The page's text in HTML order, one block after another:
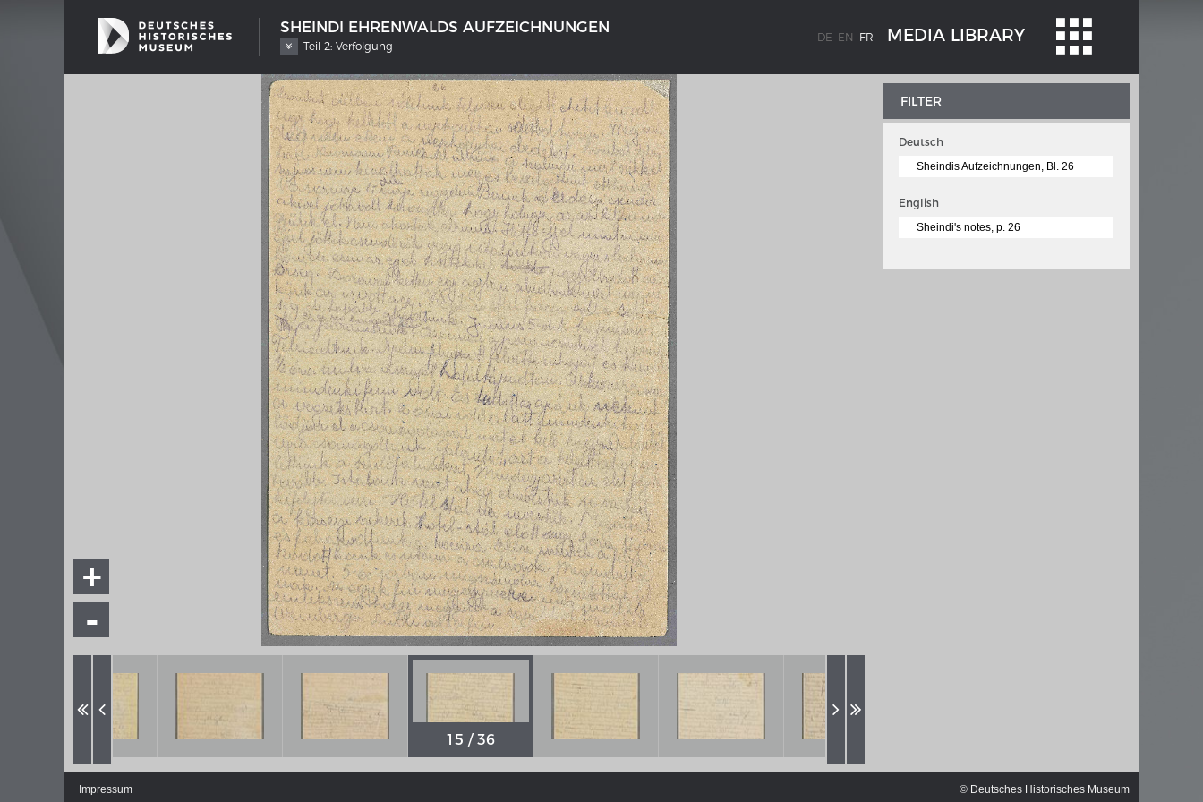
SHEINDI EHRENWALDS AUFZEICHNUNGEN
Teil 2: Verfolgung
DE EN FR MEDIA LIBRARY
Entwicklungen im europäischen
MERIANS DEUTSCHLAND 1642 - 1654
Interaktive Karte
Bildergalerie Topographia Germaniae
Impressum
Wissenswert
LE RHIN DE BÂLE À COBLENCE
Carte historique du Rhin de Bâle à
Coblence 1794
Détails de la carte historique
L'histoire franco-allemande
Chronologie der deutsch-französischen
Geschichte
+
-
FILTER
Deutsch
Sheindis Aufzeichnungen, Bl. 26
English
Sheindi's notes, p. 26
Impressum © Deutsches Historisches Museum